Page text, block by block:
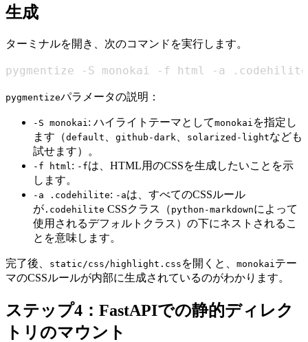
生成
ターミナルを開き、次のコマンドを実行します。
pygmentize -S monokai -f html -a
pygmentizeパラメータの説明：
-S monokai : ハイライトテーマとしてmonokai を指定し
ます（default github-dark solarized-lightなども
試せます）。
-f html : -fは、HTML用のCSSを生成したいことを示
します。
-a .codehilite: -aは、すべてのCSSルール
が .codehilite CSSクラス（ python-markdownによって
使用されるデフォルトクラス）の下にネストされるこ
とを意味します。
完了後、 static/css/highlight.css を開くと、 monokai テー
マのCSSルールが内部に生成されているのがわかります。
ステップ4：FastAPIでの静的ディレク
トリのマウント